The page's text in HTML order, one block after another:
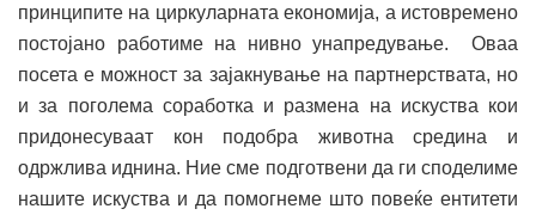
принципите на циркуларната економија, а истовремено
постојано работиме на нивно унапредување. Оваа
посета е можност за зајакнување на партнерствата, но
и за поголема соработка и размена на искуства кои
придонесуваат кон подобра животна средина и
одржлива иднина. Ние сме подготвени да ги споделиме
нашите искуства и да помогнеме што повеќе ентитети